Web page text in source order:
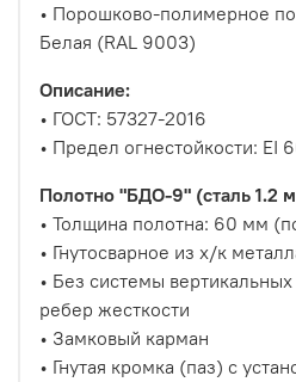
• Порошково-полимерное
Белая (RAL 9003)
Описание:
• ГОСТ: 57327-2016
• Предел огнестойкости: EI
Полотно "БДО-9" (сталь 1.2
• Толщина полотна: 60 мм
• Гнутосварное из х/к
• Без системы
ребер жесткости
• Замковый карман
• Гнутая кромка (паз) с